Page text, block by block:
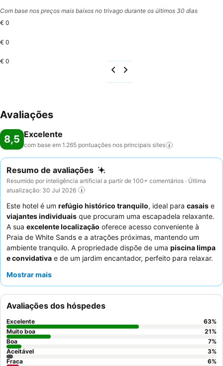
Com base nos preços mais baixos no trivago durante os últimos 30 dias
€ 0
€ 0
€ 0
Avaliações
8,5 Excelente
com base em 1.265 pontuações nos principais sites
Resumo de avaliações
Resumido por inteligência artificial a partir de 100+ comentários · Última
atualização: 30 Jul 2026
Este hotel é um refúgio histórico tranquilo, ideal para casais e
viajantes individuais que procuram uma escapadela relaxante.
A sua excelente localização oferece acesso conveniente à
Praia de White Sands e a atrações próximas, mantendo um
ambiente tranquilo. A propriedade dispõe de uma piscina limpa
e convidativa e de um jardim encantador, perfeito para relaxar.
excecionalmente prestável e simpático
pequeno-almoço e as
experiência verdadeiramente serena, considere pedir um quarto
virado para o jardim.
Mostrar mais
Avaliações dos hóspedes
Excelente 63%
Muito boa
21%
Boa
7%
Aceitável
3%
Fraca
6%